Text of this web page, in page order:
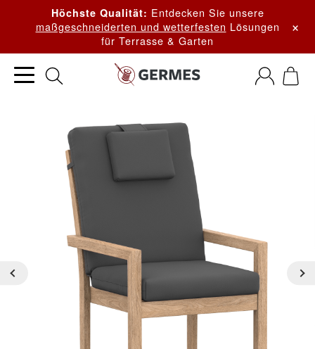
Höchste Qualität: Entdecken Sie unsere
maßgeschneiderten und wetterfesten Lösungen
für Terrasse & Garten
×